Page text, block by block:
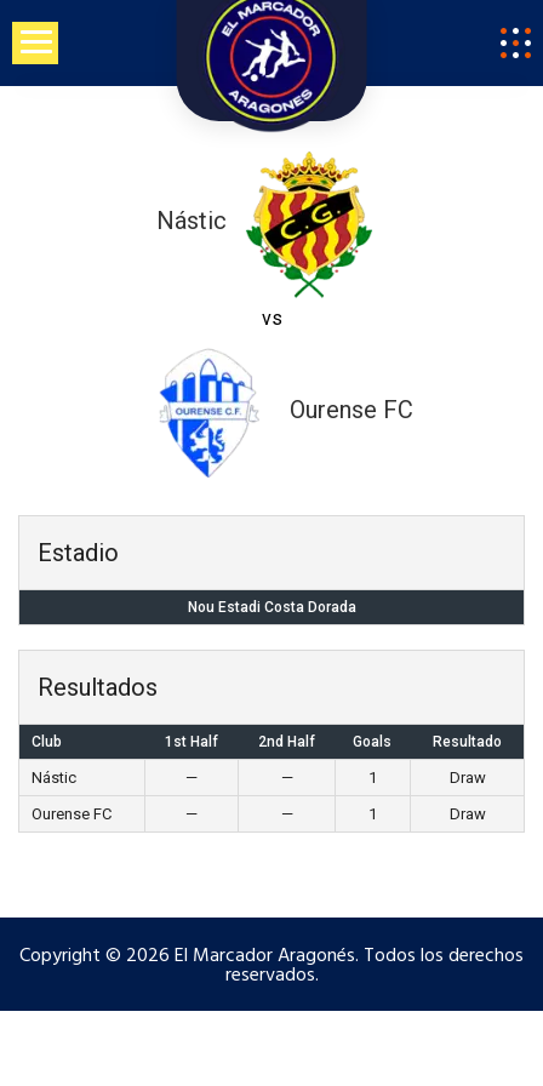
Saltar
contenido
Nástic
vs
Ourense FC
Estadio
Nou Estadi Costa Dorada
Resultados
Club 1st Half 2nd Half Goals Resultado
Nástic — — 1
Draw
Ourense FC
— — 1 Draw
Copyright © 2026 El Marcador Aragonés. Todos los derechos
reservados.